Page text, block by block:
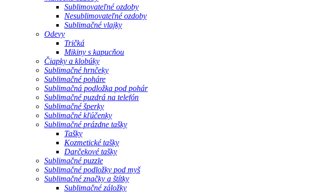
Sublimovateľné ozdoby
Nesublimovateľné ozdoby
Sublimačné vlajky
Odevy
Tričká
Mikiny s kapucňou
Čiapky a klobúky
Sublimačné hrnčeky
Sublimačné poháre
Sublimačná podložka pod pohár
Sublimačné puzdrá na telefón
Sublimačné šperky
Sublimačné kľúčenky
Sublimačné prázdne tašky
Tašky
Kozmetické tašky
Darčekové tašky
Sublimačné puzzle
Sublimačné podložky pod myš
Sublimačné značky a štítky
Sublimačné záložky